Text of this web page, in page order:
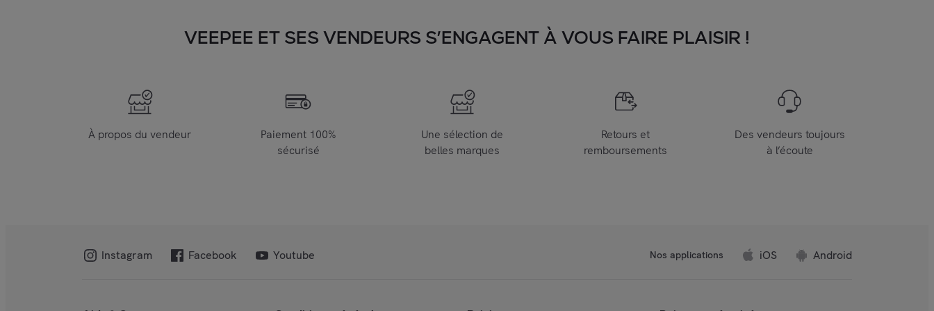
VEEPEE ET SES VENDEURS S’ENGAGENT À VOUS FAIRE PLAISIR !
À propos du vendeur
Paiement 100%
sécurisé
Une sélection de
belles marques
Retours et
remboursements
Des vendeurs toujours
à l’écoute
Instagram Facebook Youtube Nos applications iOS Android